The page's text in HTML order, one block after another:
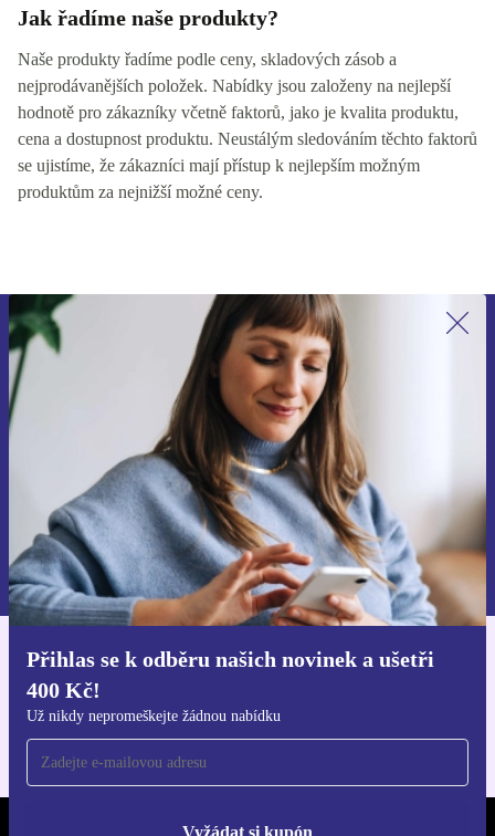
Jak řadíme naše produkty?
Naše produkty řadíme podle ceny, skladových zásob a
nejprodávanějších položek. Nabídky jsou založeny na nejlepší
hodnotě pro zákazníky včetně faktorů, jako je kvalita produktu,
cena a dostupnost produktu. Neustálým sledováním těchto faktorů
se ujistíme, že zákazníci mají přístup k nejlepším možným
produktům za nejnižší možné ceny.
Přihlas se k odběru našich novinek a ušetři
400 Kč!
Už nikdy nepromeškejte žádnou nabídku
Vyžádat si kupón
Přihlas se k odběru našich novinek a
ušetři 400 Kč!
Už nikdy nepromeškej žádnou nabídku.
Chci voucher
Informace o použití osobních údajů najdeš v našich
Zásadách ochrany osobních údajů.
Stáhni si aplikaci refurbed